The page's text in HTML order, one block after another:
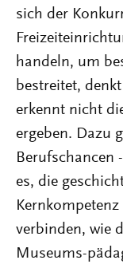
sich der
handeln, um
bestreitet,
erkennt nicht
ergeben. Dazu
Berufschancen
es, die
verbinden, wie
Museums-